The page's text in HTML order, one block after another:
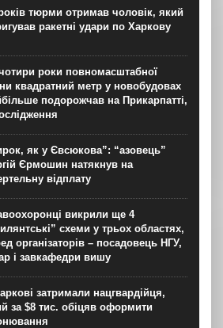
з президентом Александром
міністром Джуро Мацутом. Про це
тюрми отримав чоловік, який
ракетні удари по Харкову
роки повномасштабної
квадратний метр у новобудовах
подорожчав на Прикарпатті,
як у Євсюкова”: “азовець”
Єрмошин натякнув на
відплату
викрили ще 4
схеми у трьох областях,
організаторів – посадовець НГУ,
і завкафедри вишу
затримали нацгвардійця,
за $8 тис. обіцяв оформити